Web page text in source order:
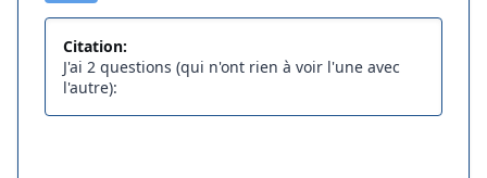
Citation:
J'ai 2 questions (qui n'ont rien à voir l'une avec
l'autre):